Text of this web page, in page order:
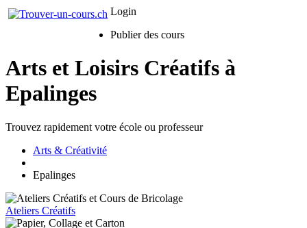
Login
Publier des cours
Arts et Loisirs Créatifs à
Epalinges
Trouvez rapidement votre école ou professeur
Arts & Créativité
Epalinges
Ateliers Créatifs